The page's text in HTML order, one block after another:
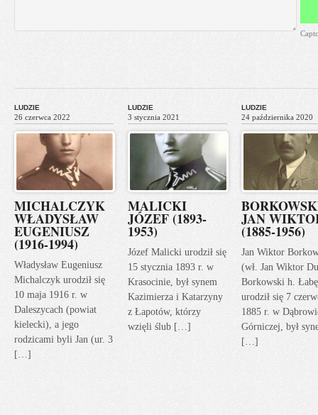
LUDZIE
26 czerwca 2022
MICHALCZYK
WŁADYSŁAW
EUGENIUSZ
(1916-1994)
Władysław Eugeniusz
Michalczyk urodził się
10 maja 1916 r. w
Daleszycach (powiat
kielecki), a jego
rodzicami byli Jan (ur. 3
[…]
LUDZIE
3 stycznia 2021
MALICKI
JÓZEF (1893-
1953)
Józef Malicki urodził się
15 stycznia 1893 r. w
Krasocinie, był synem
Kazimierza i Katarzyny
z Łapotów, którzy
wzięli ślub […]
LUDZIE
24 października 2020
JAN
(1885-1956)
Jan Wiktor
(wł. Jan Wiktor
Borkowski h.
urodził się 7
1885 r. w
Górniczej, był
[…]